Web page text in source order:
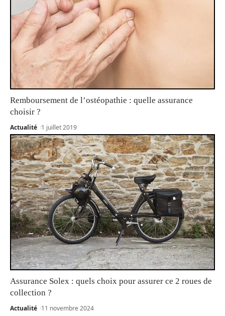
Remboursement de l’ostéopathie : quelle assurance
choisir ?
Actualité 1 juillet 2019
Assurance Solex : quels choix pour assurer ce 2 roues de
collection ?
Actualité 11 novembre 2024